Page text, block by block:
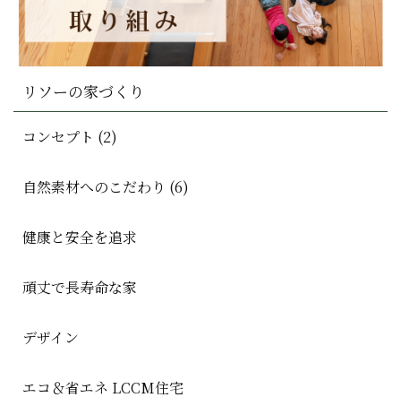
リソーの家づくり
コンセプト (2)
自然素材へのこだわり (6)
健康と安全を追求
頑丈で長寿命な家
デザイン
エコ＆省エネ LCCM住宅